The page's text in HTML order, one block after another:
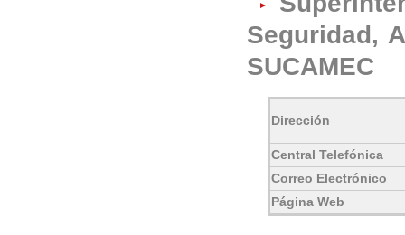
Seguridad,
SUCAMEC
Dirección
Central Telefónica
Correo Electrónico
Página Web